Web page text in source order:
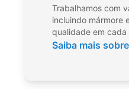
Trabalhamos com
incluindo mármore
qualidade em cada
Saiba mais